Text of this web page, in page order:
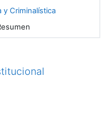
y Criminalística